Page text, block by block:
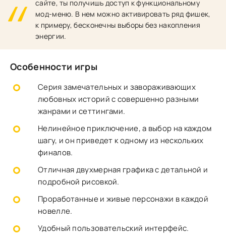
сайте, ты получишь доступ к функциональному
мод-меню. В нем можно активировать ряд фишек,
к примеру, бесконечны выборы без накопления
энергии.
Особенности игры
Серия замечательных и завораживающих
любовных историй с совершенно разными
жанрами и сеттингами.
Нелинейное приключение, а выбор на каждом
шагу, и он приведет к одному из нескольких
финалов.
Отличная двухмерная графика с детальной и
подробной рисовкой.
Проработанные и живые персонажи в каждой
новелле.
Удобный пользовательский интерфейс.